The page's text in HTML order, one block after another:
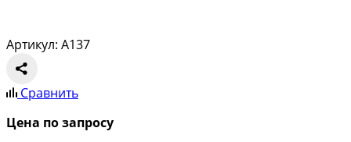
Артикул: A137
Сравнить
Цена по запросу